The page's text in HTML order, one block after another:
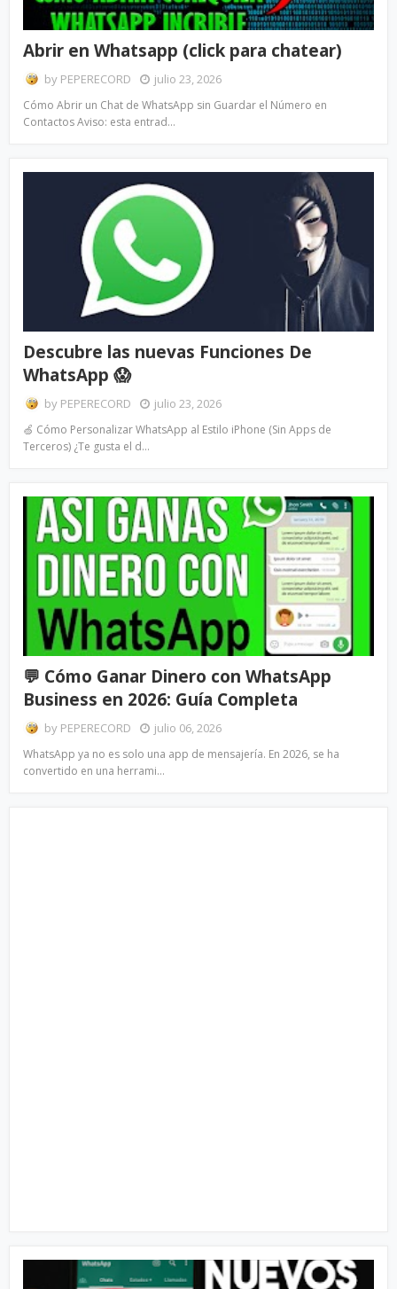
Abrir en Whatsapp (click para chatear)
by PEPERECORD julio 23, 2026
Cómo Abrir un Chat de WhatsApp sin Guardar el Número en
Contactos Aviso: esta entrad…
Descubre las nuevas Funciones De
WhatsApp 😱
by PEPERECORD julio 23, 2026
🍏 Cómo Personalizar WhatsApp al Estilo iPhone (Sin Apps de
Terceros) ¿Te gusta el d…
💬 Cómo Ganar Dinero con WhatsApp
Business en 2026: Guía Completa
by PEPERECORD julio 06, 2026
WhatsApp ya no es solo una app de mensajería. En 2026, se ha
convertido en una herrami…